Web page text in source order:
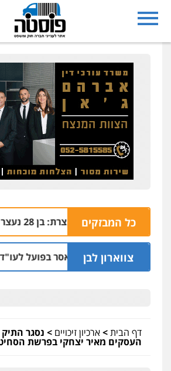
כל המבזקיםנצרת: בן 28 נעצר בחשד לסחיטה באיומים מטלפון שאינו שלו
צווארון לבןמאסר בפועל לעו"ד שעקץ
דף הבית>ארכיון זיכויים > נסגר
העסקים מאיר יצחקי בפרשת